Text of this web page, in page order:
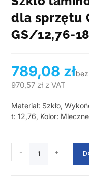
dla sprzętu
GS/12,76-
789,08 zł
970,57 zł z VAT
Materiał: Szkło,
t: 12,76, Kolor:
- +